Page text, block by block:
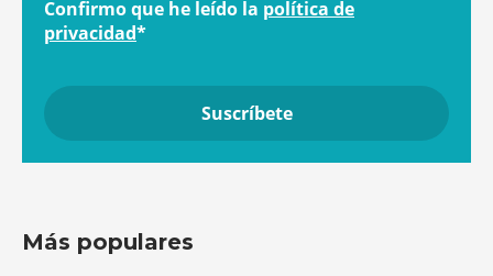
Confirmo que he leído la política de
privacidad*
Más populares